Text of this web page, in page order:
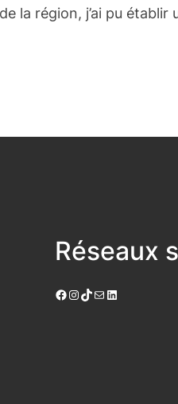
région, j’ai pu
Réseaux
Facebook Instagram TikTok E-mail LinkedIn